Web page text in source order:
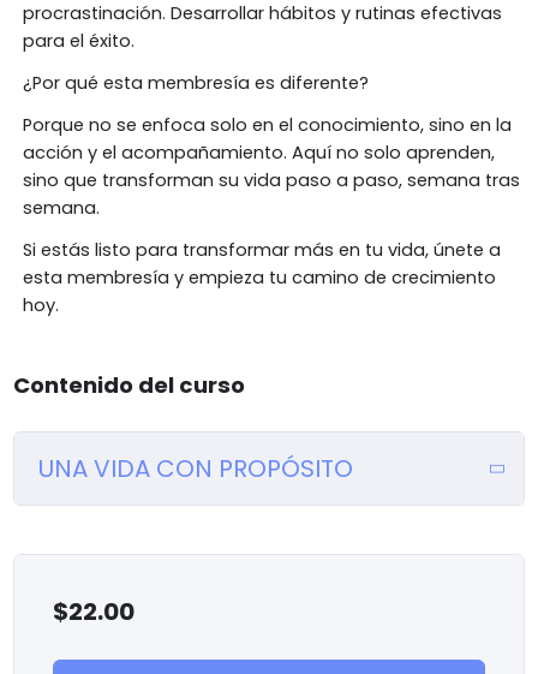
procrastinación. Desarrollar hábitos y rutinas efectivas
para el éxito.
¿Por qué esta membresía es diferente?
Porque no se enfoca solo en el conocimiento, sino en la
acción y el acompañamiento. Aquí no solo aprenden,
sino que transforman su vida paso a paso, semana tras
semana.
Si estás listo para transformar más en tu vida, únete a
esta membresía y empieza tu camino de crecimiento
hoy.
Contenido del curso
UNA VIDA CON PROPÓSITO
$22.00